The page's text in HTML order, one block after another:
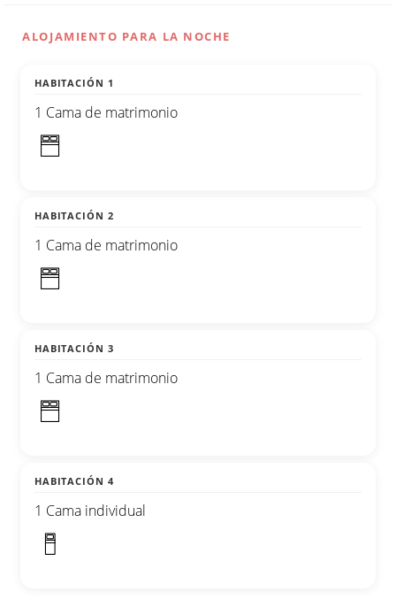
ALOJAMIENTO PARA LA NOCHE
HABITACIÓN 1
1 Cama de matrimonio
HABITACIÓN 2
1 Cama de matrimonio
HABITACIÓN 3
1 Cama de matrimonio
HABITACIÓN 4
1 Cama individual